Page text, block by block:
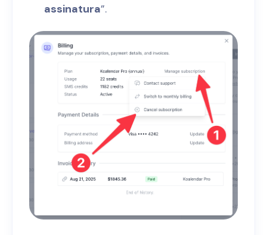
assinatura”.